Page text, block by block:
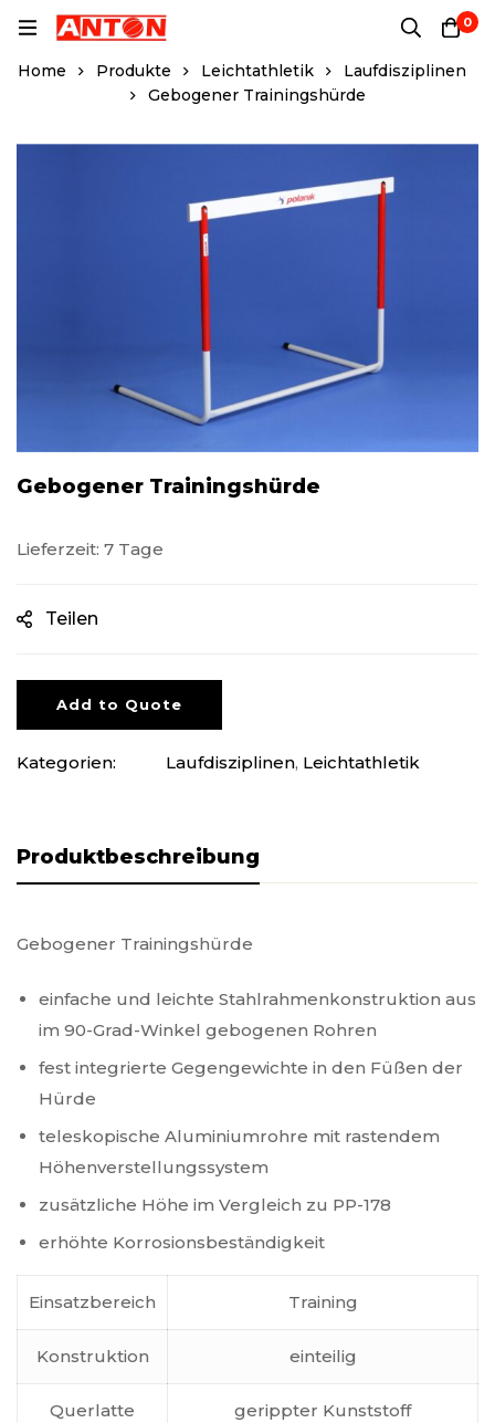
0
Home Produkte Leichtathletik
Laufdisziplinen
Gebogener Trainingshürde
Gebogener Trainingshürde
Lieferzeit: 7 Tage
Teilen
Add to Quote
Kategorien: Laufdisziplinen, Leichtathletik
Produktbeschreibung
Gebogener Trainingshürde
einfache und leichte Stahlrahmenkonstruktion aus
im 90-Grad-Winkel gebogenen Rohren
fest integrierte Gegengewichte in den Füßen der
Hürde
teleskopische Aluminiumrohre mit rastendem
Höhenverstellungssystem
zusätzliche Höhe im Vergleich zu PP-178
erhöhte Korrosionsbeständigkeit
Einsatzbereich Training
Konstruktion einteilig
Querlatte gerippter Kunststoff